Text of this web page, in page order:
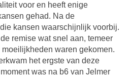
voor en heeft enige
gehad. Na de
kansen waarschijnlijk voorbij.
remise wat snel aan, temeer
waren gekomen.
het ergste van deze
was na b6 van Jelmer